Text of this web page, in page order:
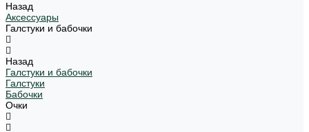
Назад
Аксессуары
Галстуки и бабочки
Назад
Галстуки и бабочки
Галстуки
Бабочки
Очки